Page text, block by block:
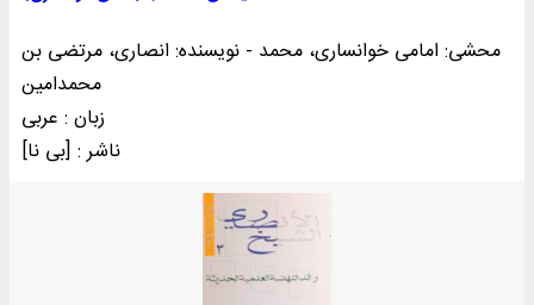
محشی: امامی خوانساری، محمد - نویسنده: انصاری، مرتضی بن
محمدامین
زبان : عربی
ناشر : [بی‌ نا]